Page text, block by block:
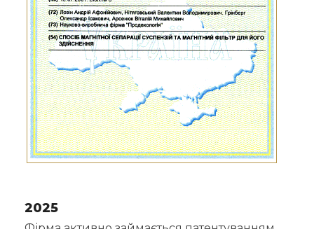
2025